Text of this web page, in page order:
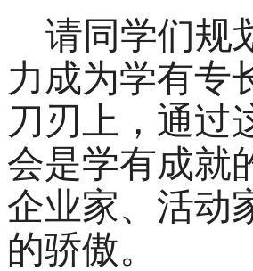
请同学们规
力成为学有专
刀刃上， 通过
会是学有成就
企业家、活动
的骄傲。